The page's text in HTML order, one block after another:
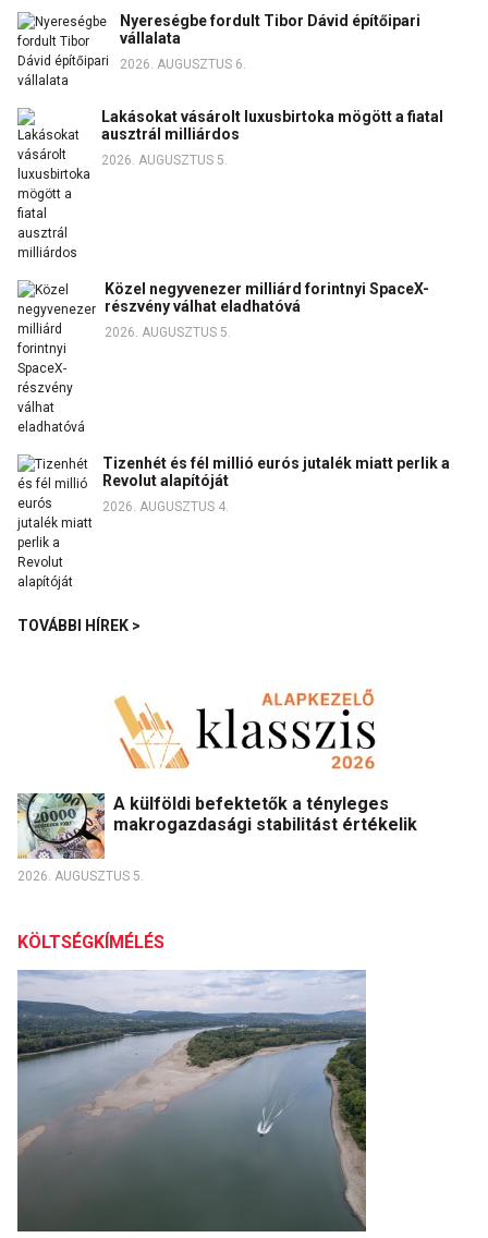
Nyereségbe fordult Tibor Dávid építőipari
vállalata
2026. AUGUSZTUS 6.
Lakásokat vásárolt luxusbirtoka mögött a fiatal
ausztrál milliárdos
2026. AUGUSZTUS 5.
Közel negyvenezer milliárd forintnyi SpaceX-
részvény válhat eladhatóvá
2026. AUGUSZTUS 5.
Tizenhét és fél millió eurós jutalék miatt perlik a
Revolut alapítóját
2026. AUGUSZTUS 4.
TOVÁBBI HÍREK >
A külföldi befektetők a tényleges
makrogazdasági stabilitást értékelik
2026. AUGUSZTUS 5.
KÖLTSÉGKÍMÉLÉS